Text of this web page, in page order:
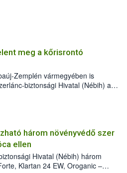
meg a kőrisrontó
Zemplén vármegyében is
biztonsági Hivatal (Nébih) a
planipennis) jelenlétét. A
találták meg, de már fertőzött
az intézkedéseket a szlovák
a terjedés megállítása érdekében.
három növényvédő szer
ellen
Hivatal (Nébih) három
Klartan 24 EW, Oroganic –